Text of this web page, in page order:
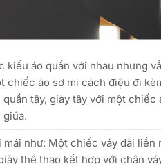
áo quần với nhau nhưng
áo sơ mi cách điệu đi
tây, giày tây với một chiếc
giúa.
như: Một chiếc váy dài liền
thể thao kết hợp với chân